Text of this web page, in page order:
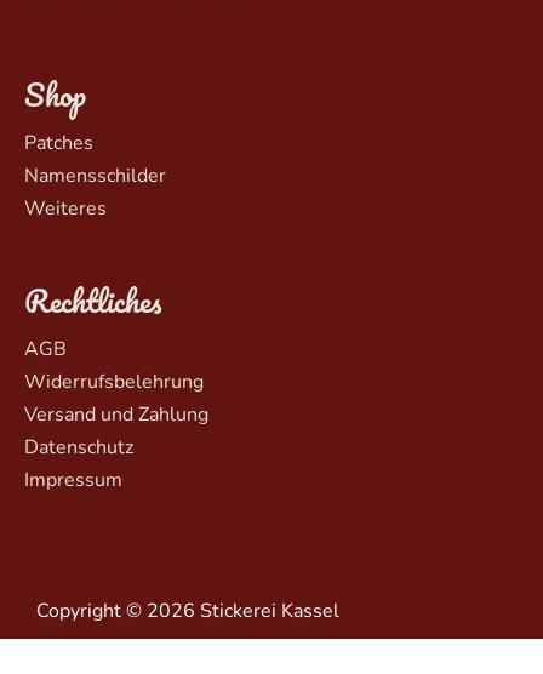
Shop
Patches
Namensschilder
Weiteres
Rechtliches
AGB
Widerrufsbelehrung
Versand und Zahlung
Datenschutz
Impressum
Copyright © 2026 Stickerei Kassel